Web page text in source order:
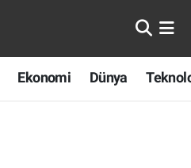
Ekonomi Dünya